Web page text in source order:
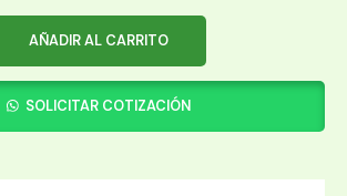
AÑADIR AL CARRITO
SOLICITAR COTIZACIÓN